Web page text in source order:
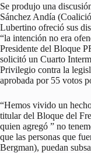
Se produjo una
Sánchez Andía
Lubertino ofreció sus
“la intención no era
Presidente del Bloque
solicitó un Cuarto
Privilegio contra la
aprobada por 55 votos
“Hemos vivido un
titular del Bloque del
quien agregó ” no
que las personas que
Bergman), puedan